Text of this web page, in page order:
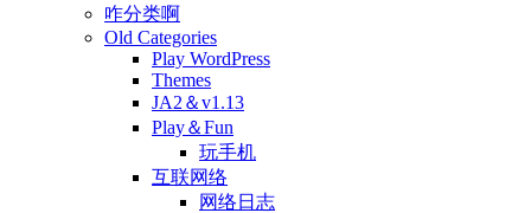
咋分类啊
Old Categories
Play WordPress
Themes
JA2＆v1.13
Play＆Fun
玩手机
互联网络
网络日志